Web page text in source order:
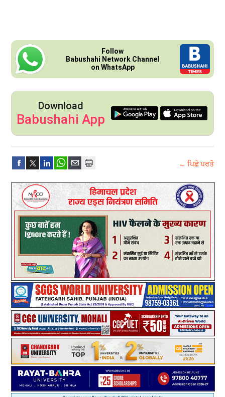
Follow
Babushahi Network Channel
on WhatsApp
Download
Babushahi App
← ਪਿਛੇ ਪਰਤੋ